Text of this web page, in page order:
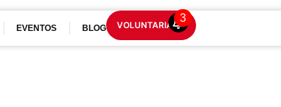
EVENTOS BLOG VOLUNTARIADO
3